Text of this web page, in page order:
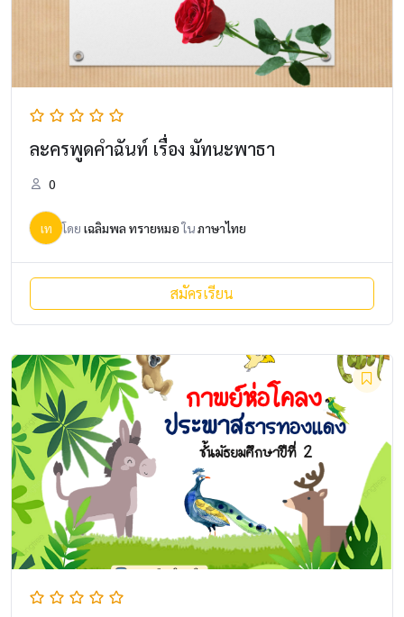
ละครพูดคำฉันท์ เรื่อง มัทนะพาธา
0
เท โดย เฉลิมพล ทรายหมอในภาษาไทย
สมัครเรียน